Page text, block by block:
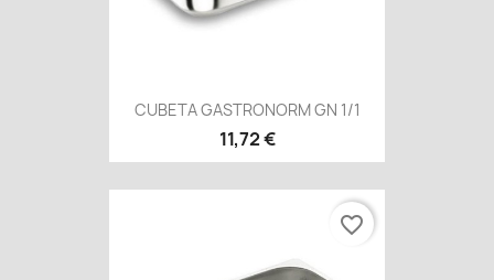
CUBETA GASTRONORM GN 1/1
11,72 €
favorite_border